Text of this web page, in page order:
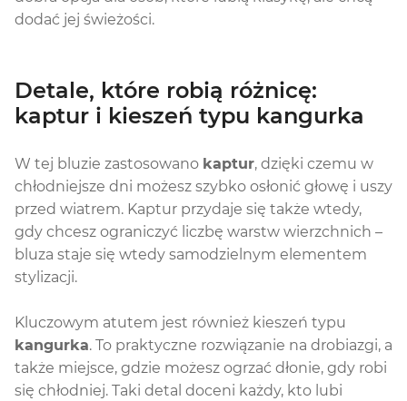
dodać jej świeżości.
Detale, które robią różnicę:
kaptur i kieszeń typu kangurka
W tej bluzie zastosowano kaptur, dzięki czemu w
chłodniejsze dni możesz szybko osłonić głowę i uszy
przed wiatrem. Kaptur przydaje się także wtedy,
gdy chcesz ograniczyć liczbę warstw wierzchnich –
bluza staje się wtedy samodzielnym elementem
stylizacji.
Kluczowym atutem jest również kieszeń typu
kangurka. To praktyczne rozwiązanie na drobiazgi, a
także miejsce, gdzie możesz ogrzać dłonie, gdy robi
się chłodniej. Taki detal doceni każdy, kto lubi